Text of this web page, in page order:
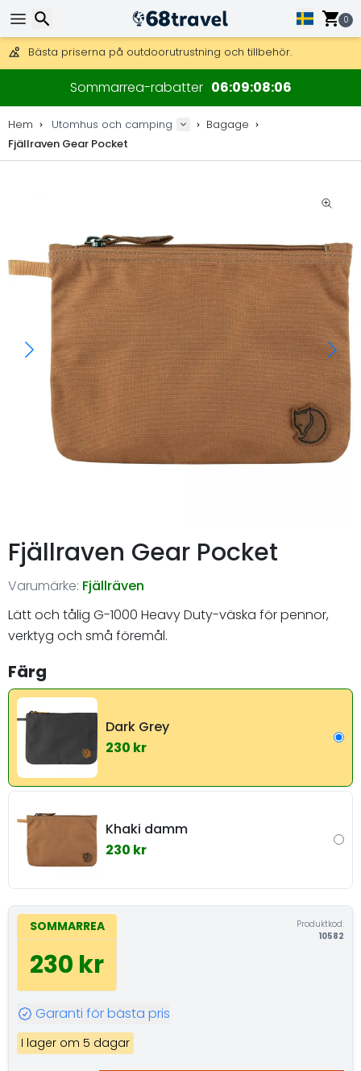
0
DHL Express över natten är också tillgängligt.
30 dagar för retur, 90 dagar för träkartor och dekorationer.
Bästa priserna på outdoorutrustning och tillbehör.
Sommarrea-rabatter 06090806
Hem Utomhus och camping
Bagage
Fjällraven Gear Pocket
Fjällraven Gear Pocket
Varumärke: Fjällräven
Lätt och tålig G-1000 Heavy Duty-väska för pennor,
verktyg och små föremål.
Färg
Dark Grey
230 kr
Khaki damm
230 kr
SOMMARREA
230 kr
Produktkod:
10582
Garanti för bästa pris
I lager om 5 dagar